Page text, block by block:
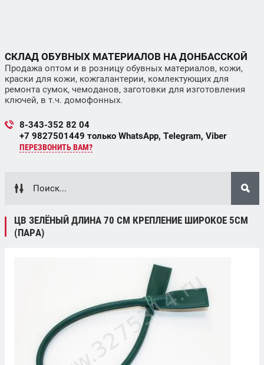
СКЛАД ОБУВНЫХ МАТЕРИАЛОВ НА ДОНБАССКОЙ
Продажа оптом и в розницу обувных материалов, кожи,
краски для кожи, кожгалантерии, комлектующих для
ремонта сумок, чемоданов, заготовки для изготовления
ключей, в т.ч. домофонных.
8-343-352 82 04
+7 9827501449 только WhatsApp, Telegram, Viber
ПЕРЕЗВОНИТЬ ВАМ?
ЦВ ЗЕЛЁНЫЙ ДЛИНА 70 СМ КРЕПЛЕНИЕ ШИРОКОЕ 5СМ
(ПАРА)